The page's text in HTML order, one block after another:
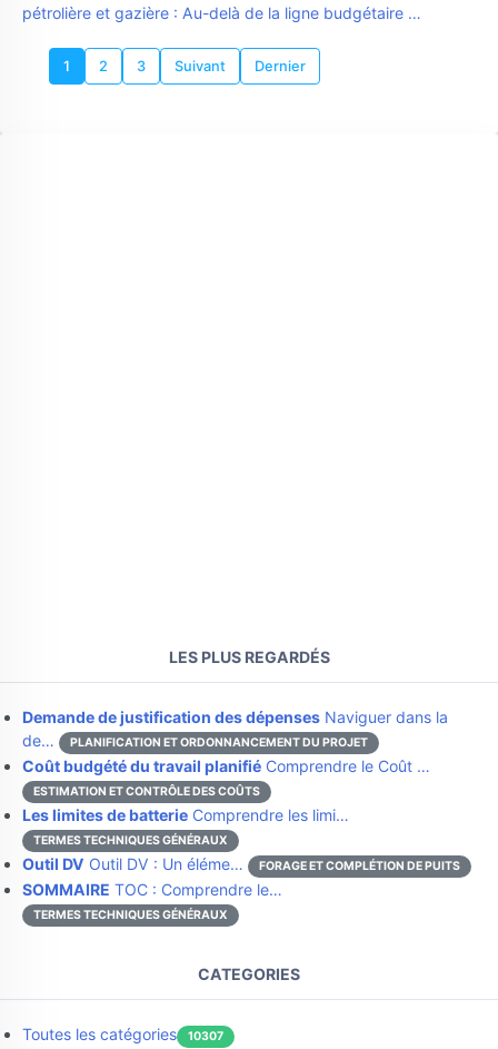
pétrolière et gazière : Au-delà de la ligne budgétaire …
1 2 3 Suivant Dernier
LES PLUS REGARDÉS
Demande de justification des dépenses Naviguer dans la
de…
PLANIFICATION ET ORDONNANCEMENT DU PROJET
Coût budgété du travail planifié Comprendre le Coût …
ESTIMATION ET CONTRÔLE DES COÛTS
Les limites de batterie Comprendre les limi…
TERMES TECHNIQUES GÉNÉRAUX
Outil DV Outil DV : Un éléme… FORAGE ET COMPLÉTION DE PUITS
SOMMAIRE TOC : Comprendre le…
TERMES TECHNIQUES GÉNÉRAUX
CATEGORIES
Toutes les catégories 10307